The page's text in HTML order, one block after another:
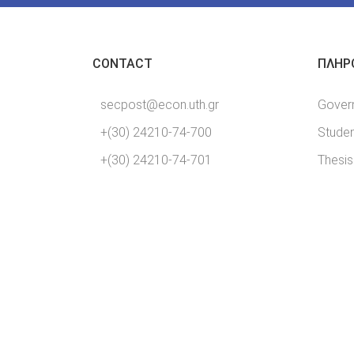
CONTACT
secpost@econ.uth.gr
+(30) 24210-74-700
+(30) 24210-74-701